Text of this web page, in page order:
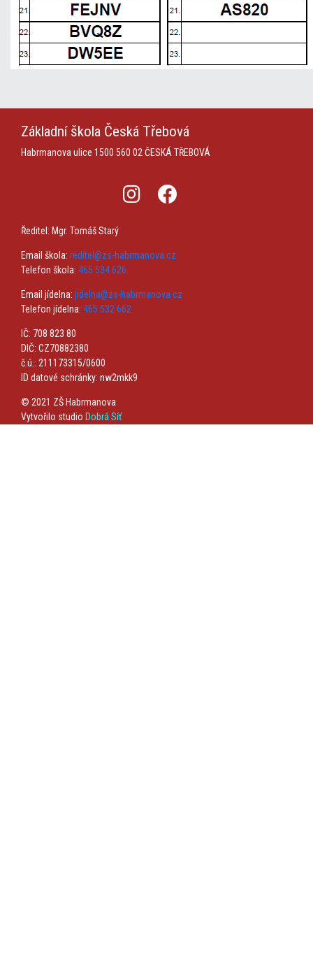
Základní škola Česká Třebová
Habrmanova ulice 1500 560 02 ČESKÁ TŘEBOVÁ
Ředitel: Mgr. Tomáš Starý
Email škola: reditel@zs-habrmanova.cz
Telefon škola: 465 534 626
Email jídelna: jidelna@zs-habrmanova.cz
Telefon jídelna: 465 532 662
IČ: 708 823 80
DIČ: CZ70882380
č.ú.: 211173315/0600
ID datové schránky: nw2mkk9
© 2021 ZŠ Habrmanova
Vytvořilo studio Dobrá Síť